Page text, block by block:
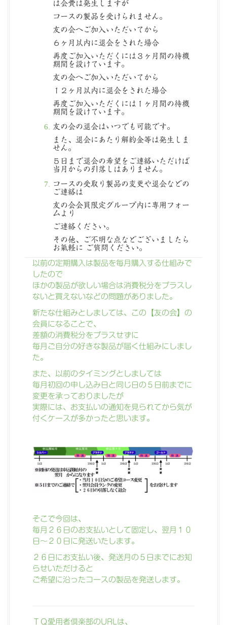
は会費は発生しますが
コースの製品を受けられません。
友の会へご加入いただいてから
６ヶ月以内に退会をされた場合
再度ご加入いただくには３ヶ月間の待機
期間を設けています。
友の会へご加入いただいてから
１２ヶ月以内に退会をされた場合
再度ご加入いただくには１ヶ月間の待機
期間を設けています。
友の会の退会はいつでも可能です。
また、退会にあたり解約金等は発生しま
せん。
５日まで退会の希望をご連絡いただけば
当月からの引落しはありません。
コースの受取り製品の変更や退会などの
ご連絡は
友の会会員限定グループ内に専用フォー
ムより
ご連絡ください。
その他、ご不明な点などございましたら
お氣軽に ご質問ください。
以前の定期購入は製品を毎月購入する仕組みで
したので
ほかの製品が欲しい場合は消費税分をプラスし
ないと買えないなどの問題がありました。
新たな仕組みとしましては、この【友の会】の
会員になることで、
差額の消費税分をプラスせずに
毎月ご自分の好きな製品が届く仕組みにしまし
た。
また、以前のタイミングとしましては
毎月初回の申し込み日と同じ日の５日前までに
変更を承っておりましたが
実際には、お支払いの通知を見られてから気が
付くケースが多かったと思います。
そこで今回は、
毎月２６日のお支払いとして固定し、翌月１０
日～２０日に発送いたします。
２６日にお支払い後、発送月の５日までにお知
らせいただけると
ご希望に沿ったコースの製品を発送します。
ＴＱ愛用者倶楽部のURL は、